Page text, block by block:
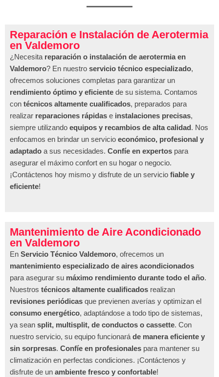
Reparación e Instalación de Aerotermia
en Valdemoro
¿Necesita reparación o instalación de aerotermia en
Valdemoro? En nuestro servicio técnico especializado,
ofrecemos soluciones completas para garantizar un
rendimiento óptimo y eficiente de su sistema. Contamos
con técnicos altamente cualificados, preparados para
realizar reparaciones rápidas e instalaciones precisas,
siempre utilizando equipos y recambios de alta calidad. Nos
enfocamos en brindar un servicio económico, profesional y
adaptado a sus necesidades. Confíe en expertos para
asegurar el máximo confort en su hogar o negocio.
¡Contáctenos hoy mismo y disfrute de un servicio fiable y
eficiente!
Mantenimiento de Aire Acondicionado
en Valdemoro
En Servicio Técnico Valdemoro, ofrecemos un
mantenimiento especializado de aires acondicionados
para asegurar su máximo rendimiento durante todo el año.
Nuestros técnicos altamente cualificados realizan
revisiones periódicas que previenen averías y optimizan el
consumo energético, adaptándose a todo tipo de sistemas,
ya sean split, multisplit, de conductos o cassette. Con
nuestro servicio, su equipo funcionará de manera eficiente y
sin sorpresas. Confíe en profesionales para mantener su
climatización en perfectas condiciones. ¡Contáctenos y
disfrute de un ambiente fresco y confortable!